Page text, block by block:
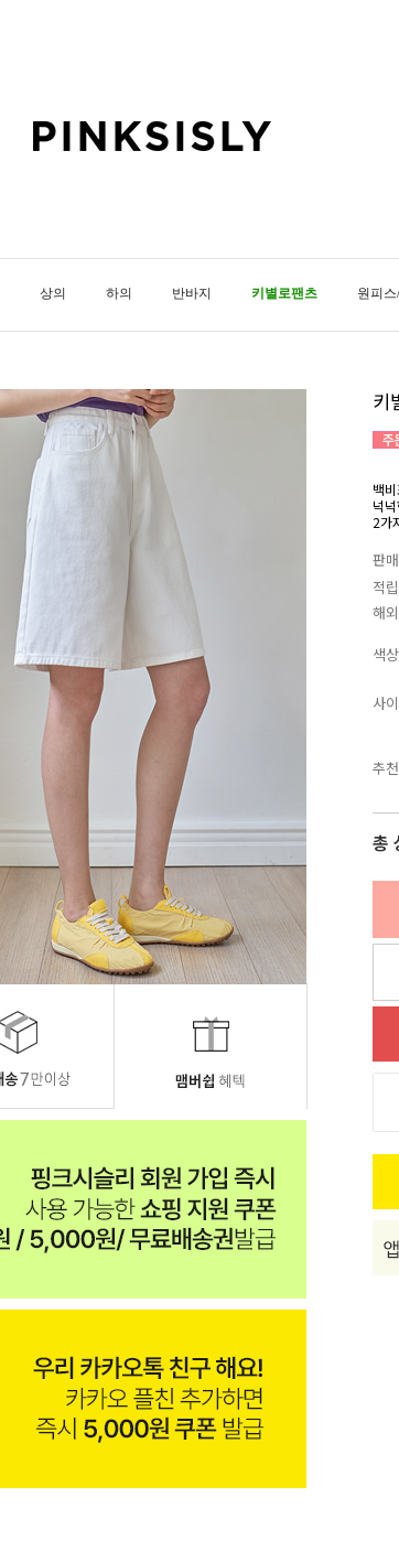
상의 하의 반바지 키별로팬츠 원피
키
백
넉
2가
판
적
해
색상
사
추
총